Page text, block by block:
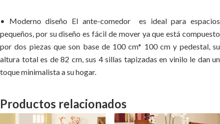
• Moderno diseño El ante-comedor es ideal para espacios
pequeños, por su diseño es fácil de mover ya que está compuesto
por dos piezas que son base de 100 cm* 100 cm y pedestal, su
altura total es de 82 cm, sus 4 sillas tapizadas en vinilo le dan un
toque minimalista a su hogar.
Productos relacionados